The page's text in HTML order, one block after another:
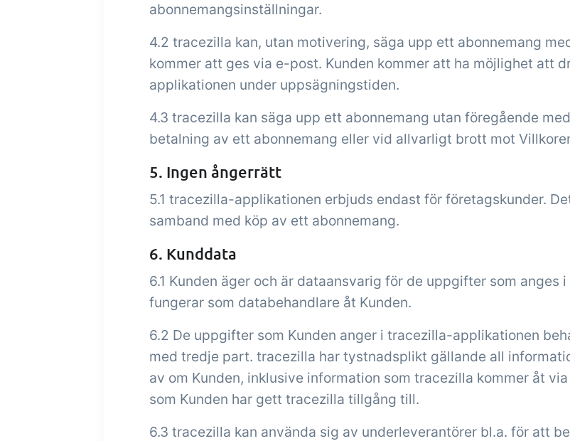
abonnemangsinställningar.
4.2 tracezilla kan, utan motivering, säga upp ett abonnemang
kommer att ges via e-post. Kunden kommer att ha möjlighet att
applikationen under uppsägningstiden.
4.3 tracezilla kan säga upp ett abonnemang utan föregående
betalning av ett abonnemang eller vid allvarligt brott mot
5. Ingen ångerrätt
5.1 tracezilla-applikationen erbjuds endast för företagskunder.
samband med köp av ett abonnemang.
6. Kunddata
6.1 Kunden äger och är dataansvarig för de uppgifter som
fungerar som databehandlare åt Kunden.
6.2 De uppgifter som Kunden anger i tracezilla-applikationen
med tredje part. tracezilla har tystnadsplikt gällande all
av om Kunden, inklusive information som tracezilla kommer åt
som Kunden har gett tracezilla tillgång till.
6.3 tracezilla kan använda sig av underleverantörer bl.a. för att